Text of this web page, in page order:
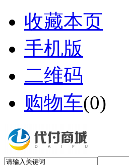
收藏本页
手机版
二维码
购物车(0)